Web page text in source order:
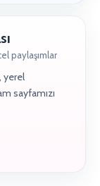
paylaşımlar
yerel
sayfamızı